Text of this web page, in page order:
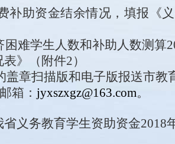
补助资金结余情况，填报《
难学生人数和补助人数测算
表》（附件2）
章扫描版和电子版报送市教
箱 ：jyxszxgz@163.com。
义务教育学生资助资金2018